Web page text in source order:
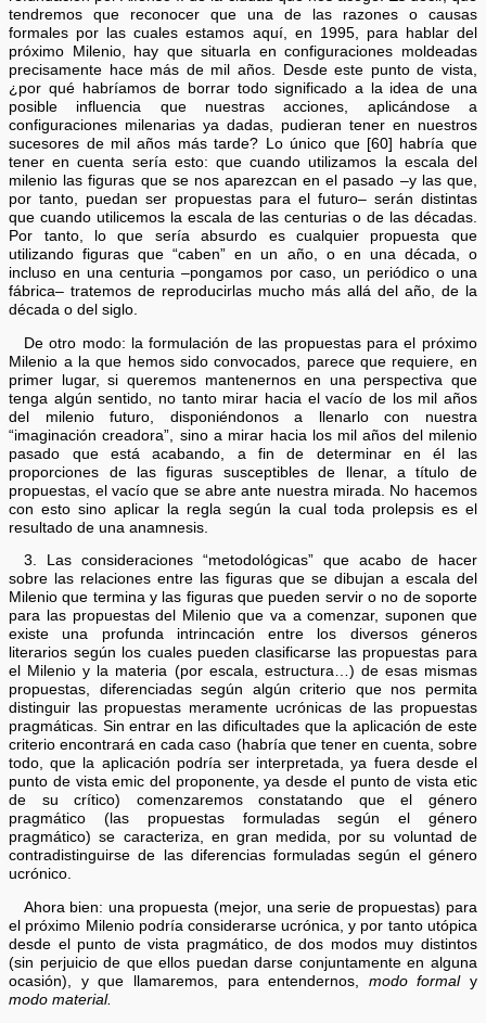
tendremos que reconocer que una de las razones o causas
formales por las cuales estamos aquí, en 1995, para hablar del
próximo Milenio, hay que situarla en configuraciones moldeadas
precisamente hace más de mil años. Desde este punto de vista,
¿por qué habríamos de borrar todo significado a la idea de una
posible influencia que nuestras acciones, aplicándose a
configuraciones milenarias ya dadas, pudieran tener en nuestros
sucesores de mil años más tarde? Lo único que [60] habría que
tener en cuenta sería esto: que cuando utilizamos la escala del
milenio las figuras que se nos aparezcan en el pasado –y las que,
por tanto, puedan ser propuestas para el futuro– serán distintas
que cuando utilicemos la escala de las centurias o de las décadas.
Por tanto, lo que sería absurdo es cualquier propuesta que
utilizando figuras que “caben” en un año, o en una década, o
incluso en una centuria –pongamos por caso, un periódico o una
fábrica– tratemos de reproducirlas mucho más allá del año, de la
década o del siglo.
De otro modo: la formulación de las propuestas para el próximo
Milenio a la que hemos sido convocados, parece que requiere, en
primer lugar, si queremos mantenernos en una perspectiva que
tenga algún sentido, no tanto mirar hacia el vacío de los mil años
del milenio futuro, disponiéndonos a llenarlo con nuestra
“imaginación creadora”, sino a mirar hacia los mil años del milenio
pasado que está acabando, a fin de determinar en él las
proporciones de las figuras susceptibles de llenar, a título de
propuestas, el vacío que se abre ante nuestra mirada. No hacemos
con esto sino aplicar la regla según la cual toda prolepsis es el
resultado de una anamnesis.
3. Las consideraciones “metodológicas” que acabo de hacer
sobre las relaciones entre las figuras que se dibujan a escala del
Milenio que termina y las figuras que pueden servir o no de soporte
para las propuestas del Milenio que va a comenzar, suponen que
existe una profunda intrincación entre los diversos géneros
literarios según los cuales pueden clasificarse las propuestas para
el Milenio y la materia (por escala, estructura…) de esas mismas
propuestas, diferenciadas según algún criterio que nos permita
distinguir las propuestas meramente ucrónicas de las propuestas
pragmáticas. Sin entrar en las dificultades que la aplicación de este
criterio encontrará en cada caso (habría que tener en cuenta, sobre
todo, que la aplicación podría ser interpretada, ya fuera desde el
punto de vista emic del proponente, ya desde el punto de vista etic
de su crítico) comenzaremos constatando que el género
pragmático (las propuestas formuladas según el género
pragmático) se caracteriza, en gran medida, por su voluntad de
contradistinguirse de las diferencias formuladas según el género
ucrónico.
Ahora bien: una propuesta (mejor, una serie de propuestas) para
el próximo Milenio podría considerarse ucrónica, y por tanto utópica
desde el punto de vista pragmático, de dos modos muy distintos
(sin perjuicio de que ellos puedan darse conjuntamente en alguna
ocasión), y que llamaremos, para entendernos, modo formaly
modo material.